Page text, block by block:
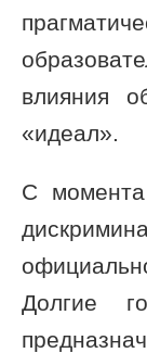
влияния
«идеал».
C
Долгие